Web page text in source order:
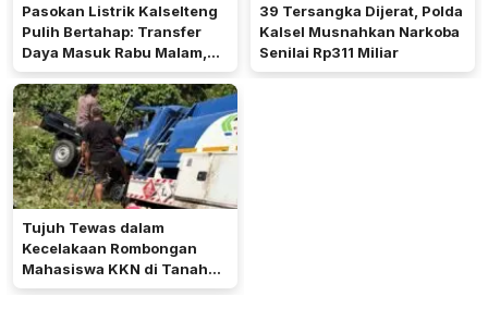
Pasokan Listrik Kalselteng
Pulih Bertahap: Transfer
Daya Masuk Rabu Malam,
PLTU Asam-Asam Rampung
25 Agustus
39 Tersangka Dijerat, Polda
Kalsel Musnahkan Narkoba
Senilai Rp311 Miliar
Tujuh Tewas dalam
Kecelakaan Rombongan
Mahasiswa KKN di Tanah
Bumbu